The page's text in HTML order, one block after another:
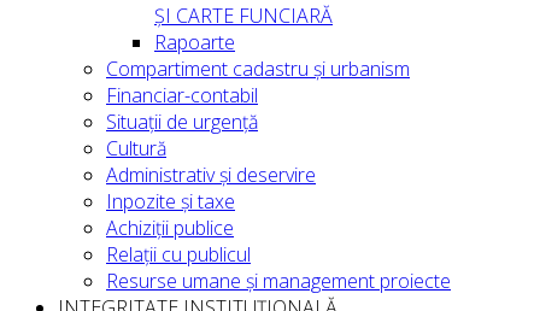
ȘI CARTE FUNCIARĂ
Rapoarte
Compartiment cadastru și urbanism
Financiar-contabil
Situații de urgență
Cultură
Administrativ și deservire
Inpozite și taxe
Achiziții publice
Relații cu publicul
Resurse umane și management proiecte